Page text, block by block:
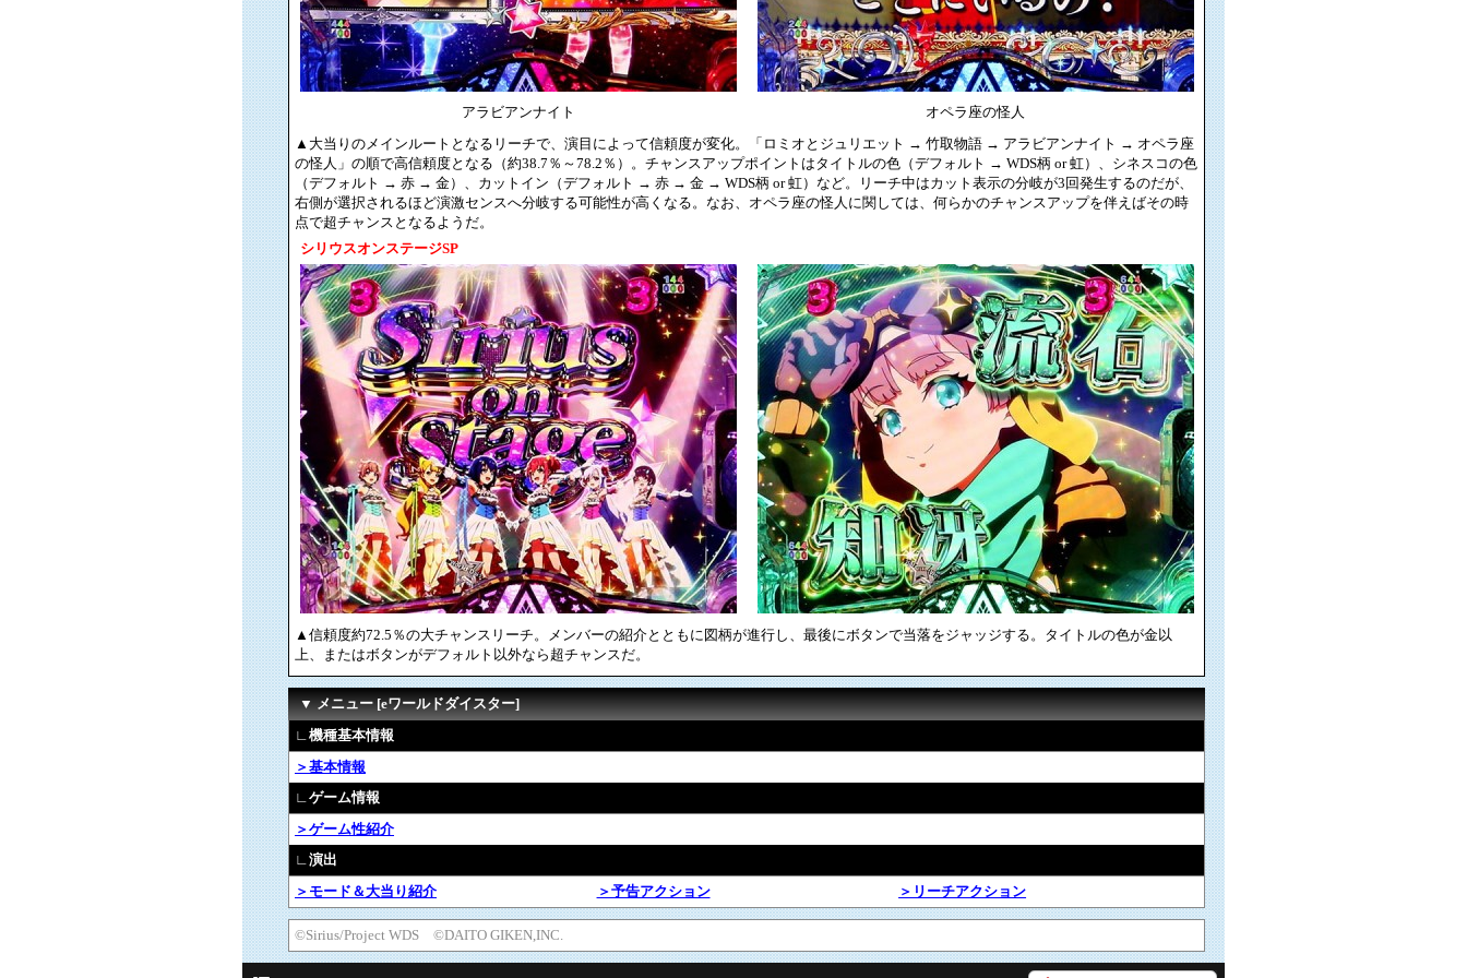
アラビアンナイト
オペラ座の怪人
▲大当りのメインルートとなるリーチで、演目によって信頼度が変化。「ロミオとジュリエット → 竹取物語 → アラビアンナイト → オペラ座
の怪人」の順で高信頼度となる（約38.7％～78.2％）。チャンスアップポイントはタイトルの色（デフォルト → WDS柄 or 虹）、シネスコの色
（デフォルト → 赤 → 金）、カットイン（デフォルト → 赤 → 金 → WDS柄 or 虹）など。リーチ中はカット表示の分岐が3回発生するのだが、
右側が選択されるほど演激センスへ分岐する可能性が高くなる。なお、オペラ座の怪人に関しては、何らかのチャンスアップを伴えばその時
点で超チャンスとなるようだ。
シリウスオンステージSP
▲信頼度約72.5％の大チャンスリーチ。メンバーの紹介とともに図柄が進行し、最後にボタンで当落をジャッジする。タイトルの色が金以
上、またはボタンがデフォルト以外なら超チャンスだ。
▼ メニュー [eワールドダイスター]
∟機種基本情報
＞基本情報
∟ゲーム情報
＞ゲーム性紹介
∟演出
＞モード＆大当り紹介
＞予告アクション ＞リーチアクション
©Sirius/Project WDS ©DAITO GIKEN,INC.